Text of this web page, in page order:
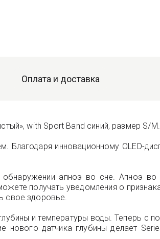
Оплата и доставка
with Sport Band синий, размер S/M.
инновационному OLED-
апноэ во сне. Апноэ
получать уведомления о
свое здоровье.
и температуры воды. Теперь с
датчика глубины делает